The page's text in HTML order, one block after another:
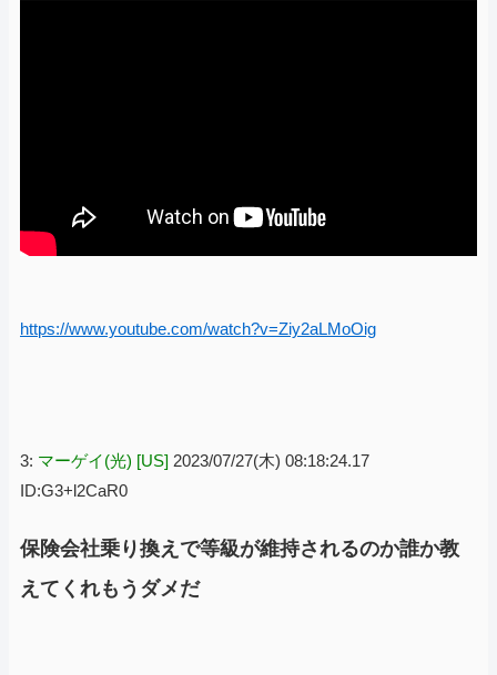
https://www.youtube.com/watch?v=Ziy2aLMoOig
3: マーゲイ(光) [US] 2023/07/27(木) 08:18:24.17
ID:G3+l2CaR0
保険会社乗り換えで等級が維持されるのか誰か教
えてくれもうダメだ